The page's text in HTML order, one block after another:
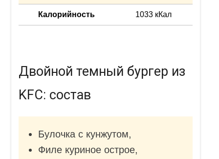
Калорийность 1033 кКал
Двойной темный бургер из
KFC: состав
Булочка с кунжутом,
Филе куриное острое,